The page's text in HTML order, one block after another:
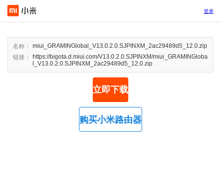
登录
名称：
miui_GRAMINGlobal_V13.0.2.0.SJPINXM_2ac29489d5_12.0.zip
链接：
https://bigota.d.miui.com/V13.0.2.0.SJPINXM/miui_GRAMINGloba
l_V13.0.2.0.SJPINXM_2ac29489d5_12.0.zip
立即下载
购买小米路由器